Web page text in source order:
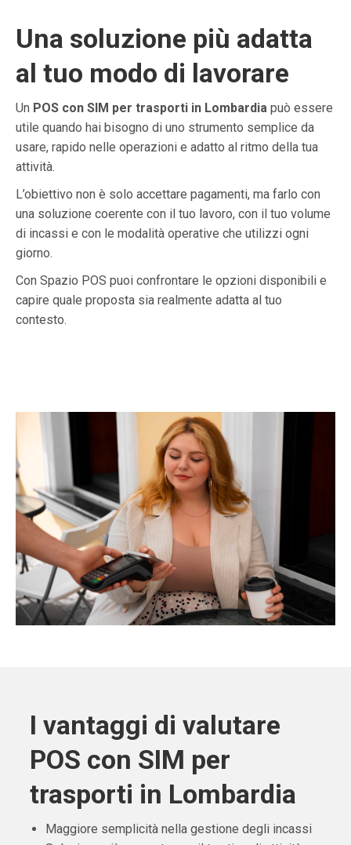
Una soluzione più adatta
al tuo modo di lavorare
Un POS con SIM per trasporti in Lombardia può essere
utile quando hai bisogno di uno strumento semplice da
usare, rapido nelle operazioni e adatto al ritmo della tua
attività.
L’obiettivo non è solo accettare pagamenti, ma farlo con
una soluzione coerente con il tuo lavoro, con il tuo volume
di incassi e con le modalità operative che utilizzi ogni
giorno.
Con Spazio POS puoi confrontare le opzioni disponibili e
capire quale proposta sia realmente adatta al tuo
contesto.
I vantaggi di valutare
POS con SIM per
trasporti in Lombardia
Maggiore semplicità nella gestione degli incassi